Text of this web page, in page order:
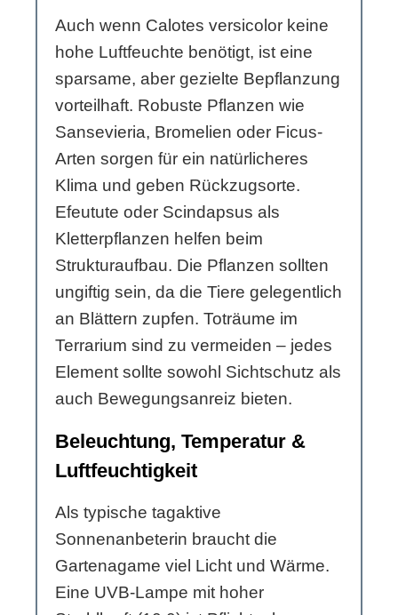
Auch wenn Calotes versicolor keine
hohe Luftfeuchte benötigt, ist eine
sparsame, aber gezielte Bepflanzung
vorteilhaft. Robuste Pflanzen wie
Sansevieria, Bromelien oder Ficus-
Arten sorgen für ein natürlicheres
Klima und geben Rückzugsorte.
Efeutute oder Scindapsus als
Kletterpflanzen helfen beim
Strukturaufbau. Die Pflanzen sollten
ungiftig sein, da die Tiere gelegentlich
an Blättern zupfen. Toträume im
Terrarium sind zu vermeiden – jedes
Element sollte sowohl Sichtschutz als
auch Bewegungsanreiz bieten.
Beleuchtung, Temperatur &
Luftfeuchtigkeit
Als typische tagaktive
Sonnenanbeterin braucht die
Gartenagame viel Licht und Wärme.
Eine UVB-Lampe mit hoher